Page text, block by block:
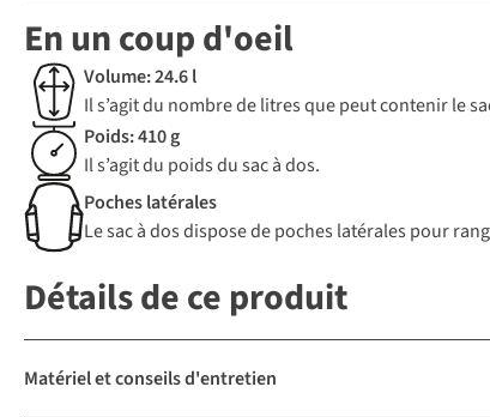
En un coup d'oeil
Volume: 24.6 l
Il s’agit du nombre de litres que peut contenir le
Poids: 410 g
Il s’agit du poids du sac à dos.
Poches latérales
Le sac à dos dispose de poches latérales pour
Détails de ce produit
Matériel et conseils d'entretien